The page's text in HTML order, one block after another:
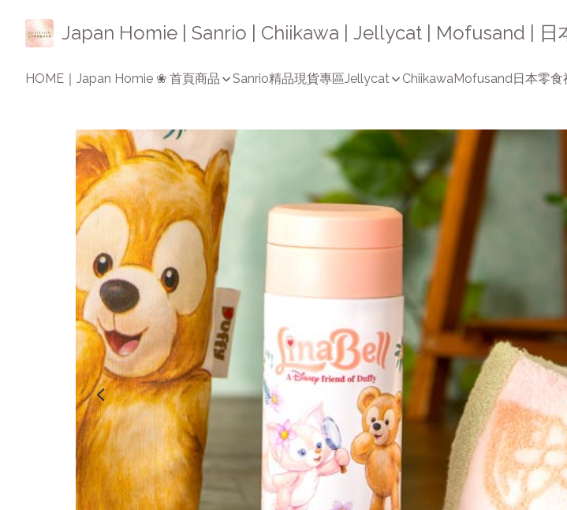
Japan Homie | Sanrio | Chiikawa | Jellycat | Mofusand | 日
HOME｜Japan Homie ❀ 首頁商品 Sanrio精品現貨專區Jellycat ChiikawaMofusand日本零食